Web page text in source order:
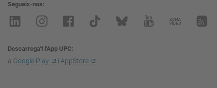
Segueix-nos
Descarrega't l'App UPC
a Google Play i AppStore